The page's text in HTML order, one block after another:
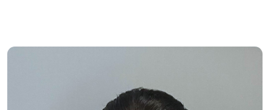
и ухаживающие процедуры.